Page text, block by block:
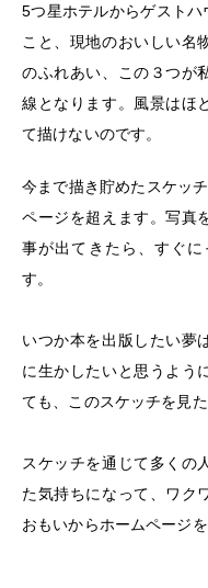
5つ星ホテルからゲスト
こと、現地のおいしい名
のふれあい、この３つが
線となります。風景はほ
て描けないのです。
今まで描き貯めたスケッ
ページを超えます。写真
事が出てきたら、すぐ
す。
いつか本を出版したい夢
に生かしたいと思うよう
ても、このスケッチを見
スケッチを通じて多くの
た気持ちになって、ワク
おもいからホームページ